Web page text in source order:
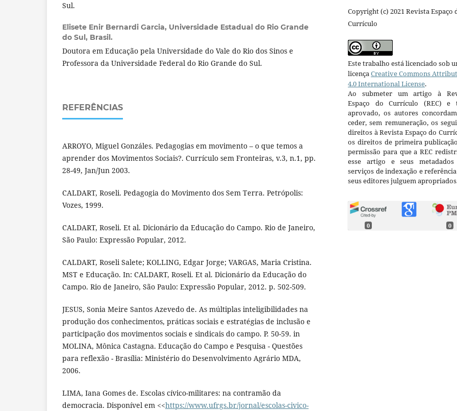
Sul.
Elisete Enir Bernardi Garcia, Universidade Estadual do Rio Grande
do Sul, Brasil.
Doutora em Educação pela Universidade do Vale do Rio dos Sinos e
Professora da Universidade Federal do Rio Grande do Sul.
REFERÊNCIAS
ARROYO, Miguel Gonzáles. Pedagogias em movimento – o que temos a
aprender dos Movimentos Sociais?. Currículo sem Fronteiras, v.3, n.1, pp.
28-49, Jan/Jun 2003.
CALDART, Roseli. Pedagogia do Movimento dos Sem Terra. Petrópolis:
Vozes, 1999.
CALDART, Roseli. Et al. Dicionário da Educação do Campo. Rio de Janeiro,
São Paulo: Expressão Popular, 2012.
CALDART, Roseli Salete; KOLLING, Edgar Jorge; VARGAS, Maria Cristina.
MST e Educação. In: CALDART, Roseli. Et al. Dicionário da Educação do
Campo. Rio de Janeiro, São Paulo: Expressão Popular, 2012. p. 502-509.
JESUS, Sonia Meire Santos Azevedo de. As múltiplas inteligibilidades na
produção dos conhecimentos, práticas sociais e estratégias de inclusão e
participação dos movimentos sociais e sindicais do campo. P. 50-59. in
MOLINA, Mônica Castagna. Educação do Campo e Pesquisa - Questões
para reflexão - Brasília: Ministério do Desenvolvimento Agrário MDA,
2006.
LIMA, Iana Gomes de. Escolas cívico-militares: na contramão da
democracia. Disponível em <<https://www.ufrgs.br/jornal/escolas-civico-
Copyright (c) 2021 Revista Espaço
Currículo
Este trabalho está licenciado sob
licençaCreative Commons
4.0 International License.
Ao submeter um artigo à
Espaço do Currículo (REC) e
aprovado, os autores
ceder, sem remuneração, os
direitos à Revista Espaço do
os direitos de primeira
permissão para que a REC
esse artigo e seus metadados
serviços de indexação e
seus editores julguem
0 0